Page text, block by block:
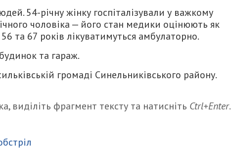
54-річну жінку госпіталізували у важкому
чоловіка — його стан медики оцінюють як
та 67 років лікуватимуться амбулаторно.
та гараж.
громаді Синельниківського району.
фрагмент тексту та натисніть Ctrl+Enter.